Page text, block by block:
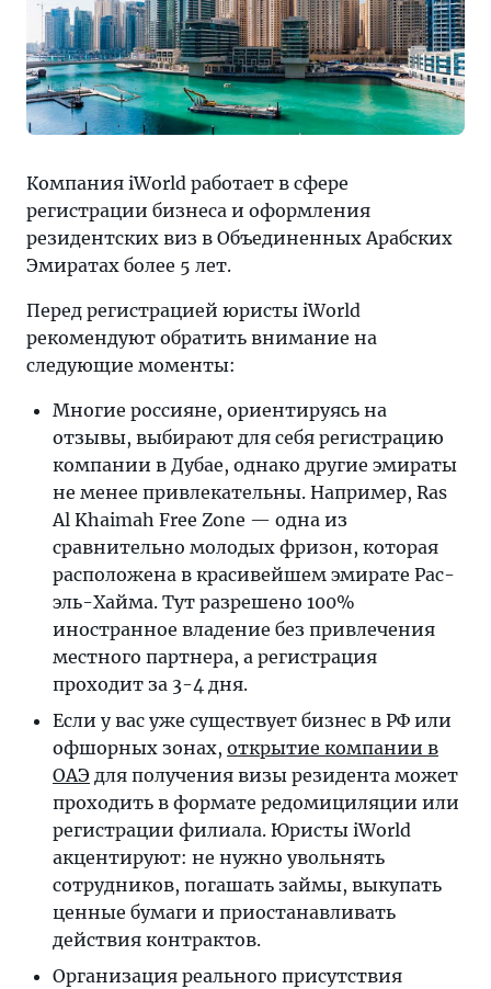
Компания iWorld работает в сфере
регистрации бизнеса и оформления
резидентских виз в Объединенных Арабских
Эмиратах более 5 лет.
Перед регистрацией юристы iWorld
рекомендуют обратить внимание на
следующие моменты:
Многие россияне, ориентируясь на
отзывы, выбирают для себя регистрацию
компании в Дубае, однако другие эмираты
не менее привлекательны. Например, Ras
Al Khaimah Free Zone — одна из
сравнительно молодых фризон, которая
расположена в красивейшем эмирате Рас-
эль-Хайма. Тут разрешено 100%
иностранное владение без привлечения
местного партнера, а регистрация
проходит за 3-4 дня.
Если у вас уже существует бизнес в РФ или
офшорных зонах, открытие компании в
ОАЭ для получения визы резидента может
проходить в формате редомициляции или
регистрации филиала. Юристы iWorld
акцентируют: не нужно увольнять
сотрудников, погашать займы, выкупать
ценные бумаги и приостанавливать
действия контрактов.
Организация реального присутствия